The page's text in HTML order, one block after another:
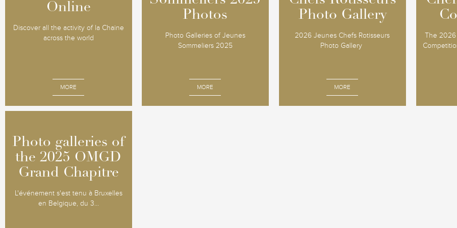
Online
Discover all the activity of la Chaine
across the world
MORE
Online
Photos
Photo Galleries of Jeunes
Sommeliers 2025
MORE
Photos
Photo Gallery
2026 Jeunes Chefs Rotisseurs
Photo Gallery
MORE
Photo Gallery
The 2026
Photo galleries of
the 2025 OMGD
Grand Chapitre
L'événement s'est tenu à Bruxelles
en Belgique, du 3...
Photo galleries of
the 2025 OMGD
Grand Chapitre